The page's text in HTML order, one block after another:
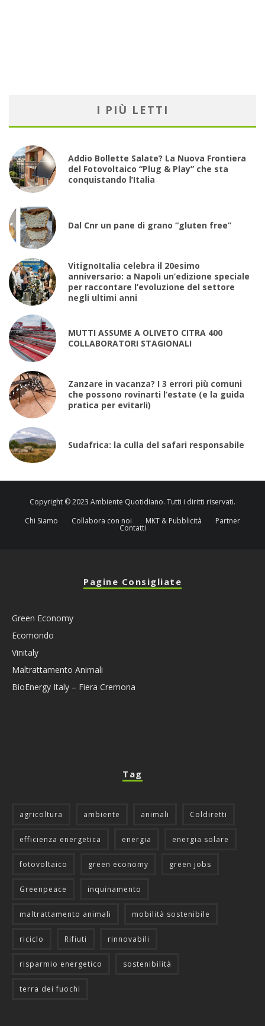
I PIÙ LETTI
Addio Bollette Salate? La Nuova Frontiera
del Fotovoltaico “Plug & Play” che sta
conquistando l’Italia
Dal Cnr un pane di grano “gluten free”
VitignoItalia celebra il 20esimo
anniversario: a Napoli un’edizione speciale
per raccontare l’evoluzione del settore
negli ultimi anni
MUTTI ASSUME A OLIVETO CITRA 400
COLLABORATORI STAGIONALI
Zanzare in vacanza? I 3 errori più comuni
che possono rovinarti l’estate (e la guida
pratica per evitarli)
Sudafrica: la culla del safari responsabile
Copyright © 2023 Ambiente Quotidiano. Tutti i diritti riservati.
Chi Siamo
Collabora con noi MKT & Pubblicità Partner
Contatti
Pagine Consigliate
Green Economy
Ecomondo
Vinitaly
Maltrattamento Animali
BioEnergy Italy – Fiera Cremona
Tag
agricoltura ambiente animali Coldiretti
efficienza energetica energia energia solare
fotovoltaico green economy green jobs
Greenpeace inquinamento
maltrattamento animali mobilità sostenibile
riciclo Rifiuti rinnovabili
risparmio energetico sostenibilità
terra dei fuochi